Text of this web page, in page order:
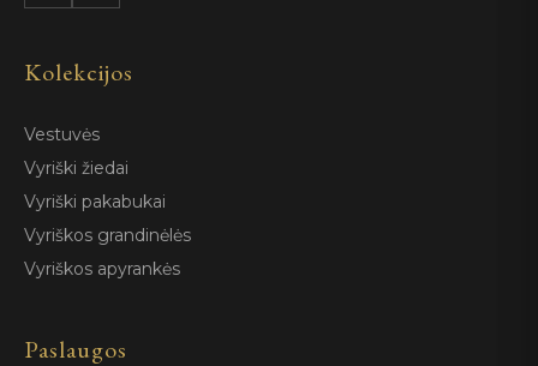
Kolekcijos
Vestuvės
Vyriški žiedai
Vyriški pakabukai
Vyriškos grandinėlės
Vyriškos apyrankės
Paslaugos